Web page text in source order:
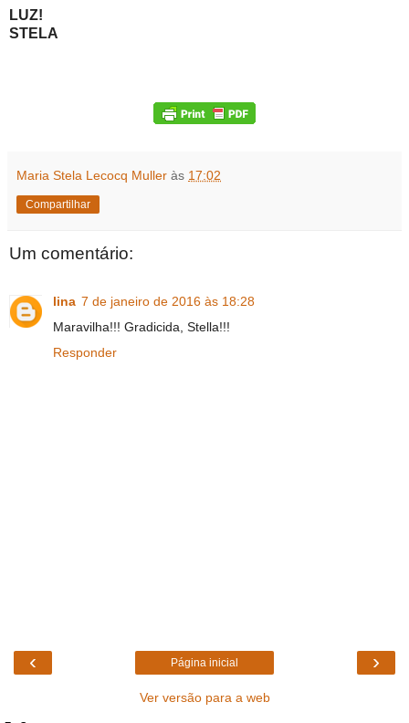
LUZ!
STELA
Maria Stela Lecocq Muller às 17:02
Compartilhar
Um comentário:
lina 7 de janeiro de 2016 às 18:28
Maravilha!!! Gradicida, Stella!!!
Responder
‹ ›
Página inicial
Ver versão para a web